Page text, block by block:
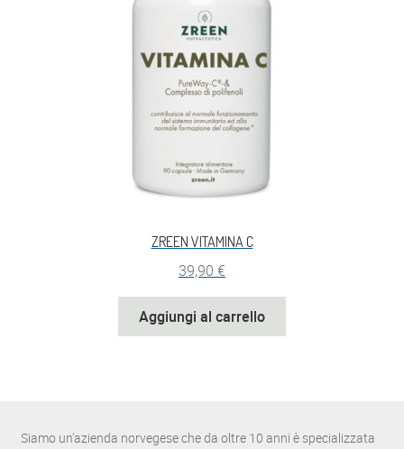
ZREEN VITAMINA C
39,90 €
Aggiungi al carrello
Siamo un’azienda norvegese che da oltre 10 anni è specializzata